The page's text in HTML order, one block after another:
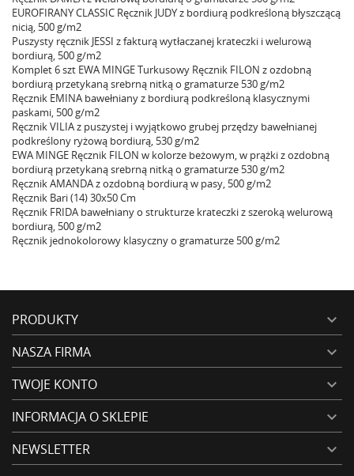
EUROFIRANY CLASSIC Ręcznik JUDY z bordiurą podkreśloną błyszczącą
nicią, 500 g/m2
Puszysty ręcznik JESSI z fakturą wytłaczanej krateczki i welurową
bordiurą, 500 g/m2
Komplet 6 szt EWA MINGE Turkusowy Ręcznik FILON z ozdobną
bordiurą przetykaną srebrną nitką o gramaturze 530 g/m2
Ręcznik EMINA bawełniany z bordiurą podkreśloną klasycznymi
paskami, 500 g/m2
Ręcznik VILIA z puszystej i wyjątkowo grubej przędzy bawełnianej
podkreślony ryżową bordiurą, 530 g/m2
EWA MINGE Ręcznik FILON w kolorze beżowym, w prążki z ozdobną
bordiurą przetykaną srebrną nitką o gramaturze 530 g/m2
Ręcznik AMANDA z ozdobną bordiurą w pasy, 500 g/m2
Ręcznik Bari (14) 30x50 Cm
Ręcznik FRIDA bawełniany o strukturze krateczki z szeroką welurową
bordiurą, 500 g/m2
Ręcznik jednokolorowy klasyczny o gramaturze 500 g/m2
PRODUKTY 
NASZA FIRMA 
TWOJE KONTO 
INFORMACJA O SKLEPIE 
NEWSLETTER 